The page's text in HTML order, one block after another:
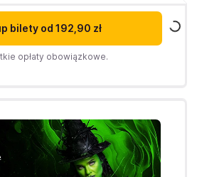
bilety od 192,90 zł
opłaty obowiązkowe.